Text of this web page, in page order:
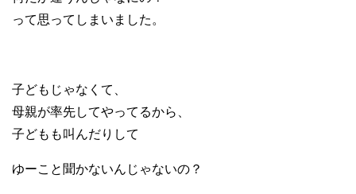
って思ってしまいました。
子どもじゃなくて、
母親が率先してやってるから、
子どもも叫んだりして
ゆーこと聞かないんじゃないの？